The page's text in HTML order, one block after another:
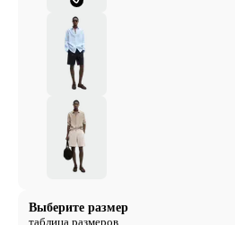
Выберите размер
таблица размеров